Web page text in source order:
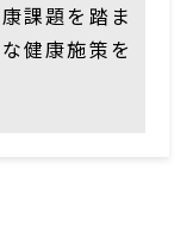
課題を踏ま
健康施策を